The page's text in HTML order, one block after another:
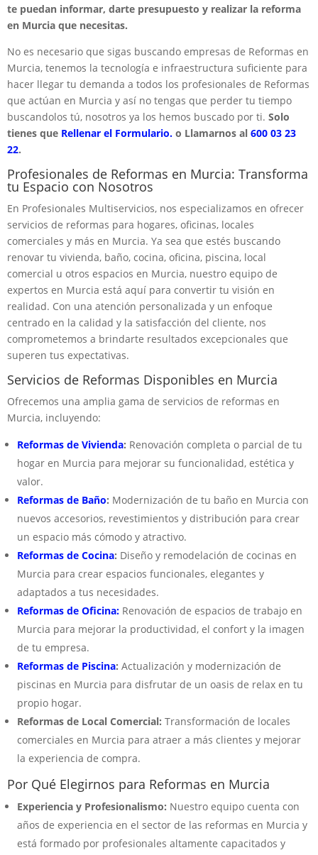
te puedan informar, darte presupuesto y realizar la reforma
en Murcia que necesitas.
No es necesario que sigas buscando empresas de Reformas en
Murcia, tenemos la tecnología e infraestructura suficiente para
hacer llegar tu demanda a todos los profesionales de Reformas
que actúan en Murcia y así no tengas que perder tu tiempo
buscandolos tú, nosotros ya los hemos buscado por ti. Solo
tienes que Rellenar el Formulario. o Llamarnos al 600 03 23
22.
Profesionales de Reformas en Murcia: Transforma
tu Espacio con Nosotros
En Profesionales Multiservicios, nos especializamos en ofrecer
servicios de reformas para hogares, oficinas, locales
comerciales y más en Murcia. Ya sea que estés buscando
renovar tu vivienda, baño, cocina, oficina, piscina, local
comercial u otros espacios en Murcia, nuestro equipo de
expertos en Murcia está aquí para convertir tu visión en
realidad. Con una atención personalizada y un enfoque
centrado en la calidad y la satisfacción del cliente, nos
comprometemos a brindarte resultados excepcionales que
superen tus expectativas.
Servicios de Reformas Disponibles en Murcia
Ofrecemos una amplia gama de servicios de reformas en
Murcia, incluyendo:
Reformas de Vivienda: Renovación completa o parcial de tu
hogar en Murcia para mejorar su funcionalidad, estética y
valor.
Reformas de Baño: Modernización de tu baño en Murcia con
nuevos accesorios, revestimientos y distribución para crear
un espacio más cómodo y atractivo.
Reformas de Cocina: Diseño y remodelación de cocinas en
Murcia para crear espacios funcionales, elegantes y
adaptados a tus necesidades.
Reformas de Oficina: Renovación de espacios de trabajo en
Murcia para mejorar la productividad, el confort y la imagen
de tu empresa.
Reformas de Piscina: Actualización y modernización de
piscinas en Murcia para disfrutar de un oasis de relax en tu
propio hogar.
Reformas de Local Comercial: Transformación de locales
comerciales en Murcia para atraer a más clientes y mejorar
la experiencia de compra.
Por Qué Elegirnos para Reformas en Murcia
Experiencia y Profesionalismo: Nuestro equipo cuenta con
años de experiencia en el sector de las reformas en Murcia y
está formado por profesionales altamente capacitados y